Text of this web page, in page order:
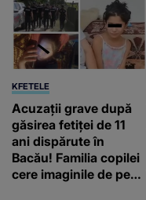
KFETELE
Acuzații grave după
găsirea fetiței de 11
ani dispărute în
Bacău! Familia copilei
cere imaginile de pe